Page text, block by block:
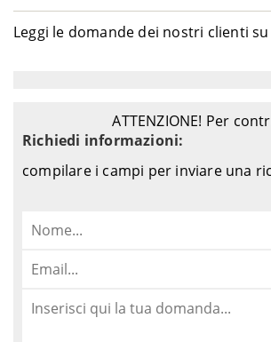
Leggi le domande dei nostri clienti
ATTENZIONE! Per
Richiedi informazioni:
compilare i campi per inviare una